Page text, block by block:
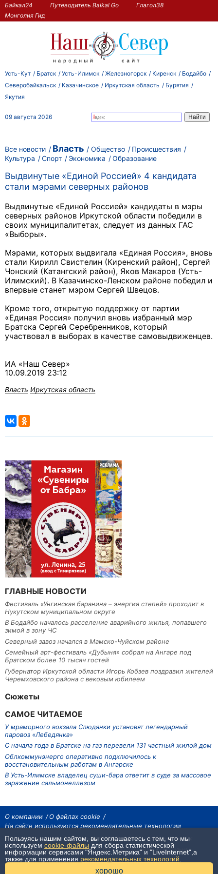
Байкал24 Путеводитель Baikal Go
Глагол38
Монголия Гид
Усть-Кут Братск Усть-Илимск Железногорск Киренск
Бодайбо
Северобайкальск
Казачинское Иркутская область
Бурятия
Якутия
09 августа 2026
Все новости Власть Общество
Происшествия
Культура
Спорт Экономика Образование
Выдвинутые «Единой Россией» 4 кандидата
стали мэрами северных районов
Выдвинутые «Единой Россией» кандидаты в мэры
северных районов Иркутской области победили в
своих муниципалитетах, следует из данных ГАС
«Выборы».
Мэрами, которых выдвигала «Единая Россия», вновь
стали Кирилл Свистелин (Киренский район), Сергей
Чонский (Катангский район), Яков Макаров (Усть-
Илимский). В Казачинско-Ленском районе победил и
впервые станет мэром Сергей Швецов.
Кроме того, открытую поддержку от партии
«Единая Россия» получил вновь избранный мэр
Братска Сергей Серебренников, который
участвовал в выборах в качестве самовыдвиженцев.
ИА «Наш Север»
10.09.2019 23:12
Власть Иркутская область
ГЛАВНЫЕ НОВОСТИ
Фестиваль «Унгинская баранина – энергия степей» проходит в
Нукутском муниципальном округе
В Бодайбо началось расселение аварийного жилья, попавшего
зимой в зону ЧС
Северный завоз начался в Мамско-Чуйском районе
Семейный арт-фестиваль «Дубыня» собрал на Ангаре под
Братском более 10 тысяч гостей
Губернатор Иркутской области Игорь Кобзев поздравил жителей
Черемховского района с вековым юбилеем
Сюжеты
САМОЕ ЧИТАЕМОЕ
У мраморного вокзала Слюдянки установят легендарный
паровоз «Лебедянка»
С начала года в Братске на газ перевели 131 частный жилой дом
Облкоммунэнерго оперативно подключилось к
восстановительным работам в Ангарске
В Усть-Илимске владелец суши-бара ответит в суде за массовое
заражение сальмонеллезом
О компании
О файлах cookie
На сайте используются рекомендательные технологии
На сайте размещаются материалы ИА «Наш Север». Все права охраняются
законом.
При использовании материалов агентства на других сайтах, обязательна
гиперссылка.
Пользуясь нашим сайтом, вы соглашаетесь с тем, что мы
используем cookie-файлы для сбора статистической
информации сервисами "Яндекс.Метрика" и "LiveInternet",а
также для применения рекомендательных технологий
хорошо